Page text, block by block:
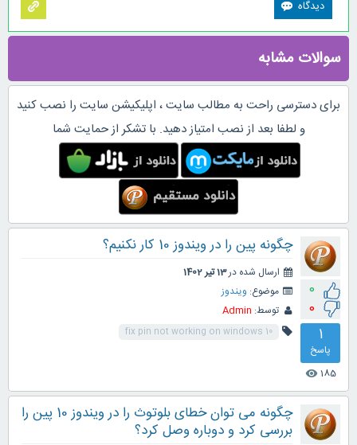
سوالات مشابه
برای دسترسی راحت به مطالب سایت ، اپلیکیشن سایت را نصب کنید
و لطفا بعد از نصب امتیاز دهید. با تشکر از حمایت شما
0
0
1
پاسخ
185
visibility
چگونه پین ​​را در ویندوز 10 کار نکنیم؟
ارسال شده در13 تیر 1402
موضوع: ویندوز
توسط: Admin
fix pin not working on windows 10
چگونه می توان خطای بلوتوث را در ویندوز 10 پین را
بررسی کرد و دوباره وصل کرد؟